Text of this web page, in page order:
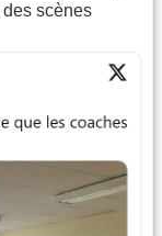
scènes